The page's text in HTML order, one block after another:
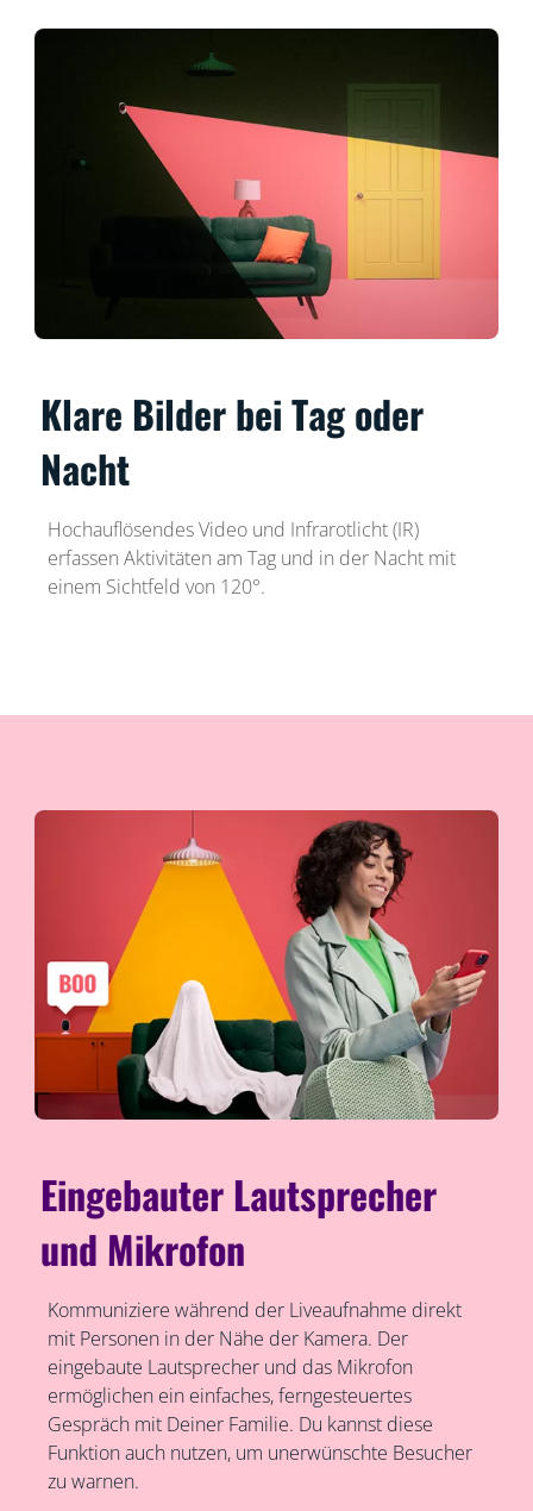
Klare Bilder bei Tag oder
Nacht
Hochauflösendes Video und Infrarotlicht (IR)
erfassen Aktivitäten am Tag und in der Nacht mit
einem Sichtfeld von 120°.
Eingebauter Lautsprecher
und Mikrofon
Kommuniziere während der Liveaufnahme direkt
mit Personen in der Nähe der Kamera. Der
eingebaute Lautsprecher und das Mikrofon
ermöglichen ein einfaches, ferngesteuertes
Gespräch mit Deiner Familie. Du kannst diese
Funktion auch nutzen, um unerwünschte Besucher
zu warnen.